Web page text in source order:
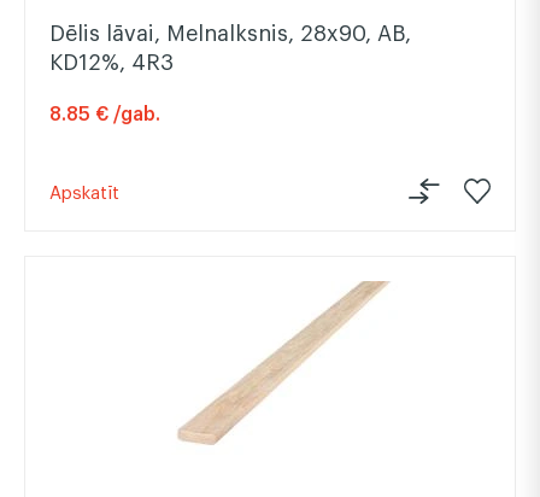
Dēlis lāvai, Melnalksnis, 28x90, AB,
KD12%, 4R3
8.85 € /gab.
Apskatīt